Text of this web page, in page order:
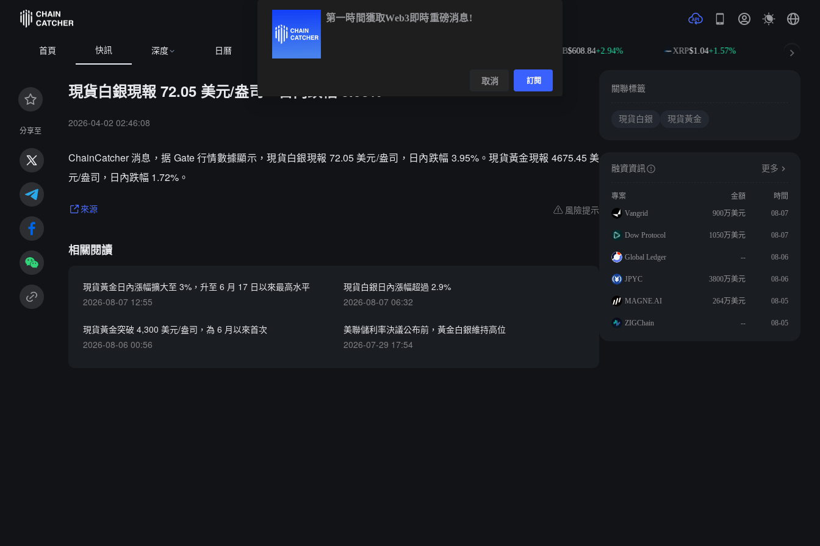
首頁 快訊 深度 日曆 BNB$608.84+2.94% XRP$1.04+1.57% SOL
分享至
現貨白銀現報 72.05 美元/盎司，日內跌幅 3.95%
2026-04-02 02:46:08
ChainCatcher 消息，据 Gate 行情數據顯示，現貨白銀現報 72.05 美元/盎司，日內跌幅 3.95%。現貨黃金現報 4675.45 美
元/盎司，日內跌幅 1.72%。
來源 風險提示
相關閱讀
現貨黃金日內漲幅擴大至 3%，升至 6 月 17 日以來最高水平
2026-08-07 12:55
現貨白銀日內漲幅超過 2.9%
2026-08-07 06:32
現貨黃金突破 4,300 美元/盎司，為 6 月以來首次
2026-08-06 00:56
美聯儲利率決議公布前，黃金白銀維持高位
2026-07-29 17:54
關聯標籤
現貨白銀 現貨黃金
融資資訊 更多
專案 金額
時間
Vangrid
900万美元 08-07
Dow Protocol 1050万美元 08-07
Global Ledger -- 08-06
JPYC 3800万美元 08-06
MAGNE.AI 264万美元 08-05
ZIGChain -- 08-05
第一時間獲取Web3即時重磅消息!
取消 訂閱